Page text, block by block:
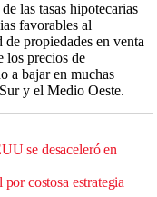
las tasas hipotecarias
favorables al
propiedades en venta
los precios de
a bajar en muchas
y el Medio Oeste.
se desaceleró en
costosa estrategia